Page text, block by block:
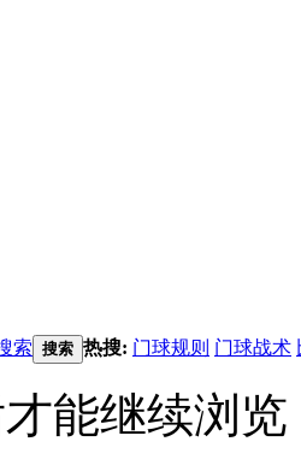
索 搜索 热搜: 门球规则 门球战术
能继续浏览